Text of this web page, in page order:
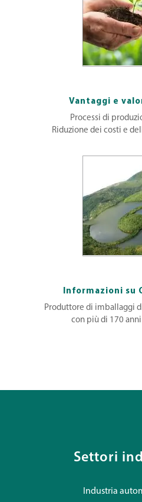
Vantaggi e
Processi di
Riduzione dei costi e
Informazioni su
Produttore di imballaggi
con più di 170
Settori
Industria